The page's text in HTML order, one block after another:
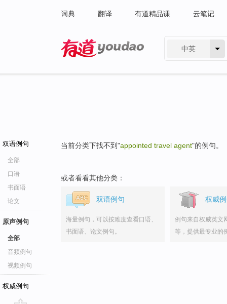
词典 翻译 有道精品课 云笔记
中英
双语例句
全部
口语
书面语
论文
原声例句
全部
音频例句
视频例句
权威例句
当前分类下找不到"appointed travel agent"的例句。
或者看看其他分类：
双语例句
海量例句，可以按难度查看口语、
书面语、论文例句。
权威
例句来自权威英文
等，提供最专业的